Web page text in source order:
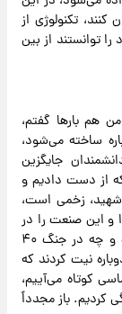
تکنولوژی از
توانستند از بین
هم بارها گفتم،
ساخته می‌شود،
جایگزین
از دست دادیم و
زخمی است،
و این صنعت را در
ایران نتوانستند از بین ببرند. چه در جنگ ۱۲ روزه و چه در جنگ ۴۰
بین ببرند. بعد از جنگ ۱۲ روزه دوباره نیت کردند که
کوتاه می‌آییم،
کردیم. باز مجدداً